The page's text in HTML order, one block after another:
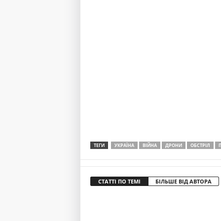
ТЕГИ УКРАЇНА ВІЙНА ДРОНИ ОБСТРІЛ
СТАТТІ ПО ТЕМІ БІЛЬШЕ ВІД АВТОРА